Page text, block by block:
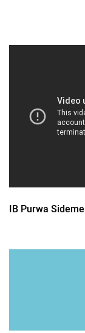
IB Purwa